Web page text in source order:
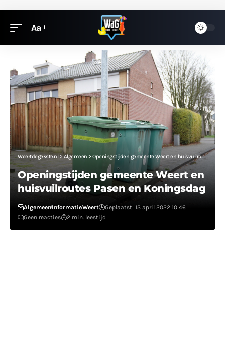
Aa
Weertdegekste.nl>Algemeen > Openingstijden gemeente Weert en huisvuilroutes Pasen en Koningsdag
Openingstijden gemeente Weert en
huisvuilroutes Pasen en Koningsdag
AlgemeenInformatieWeert
Geplaatst: 13 april 2022 10:46
Geen reacties
2 min. leestijd